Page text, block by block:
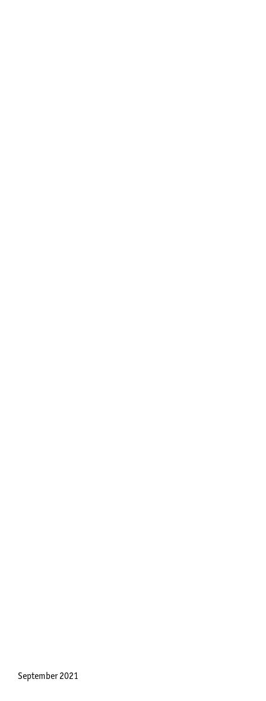
September 2021